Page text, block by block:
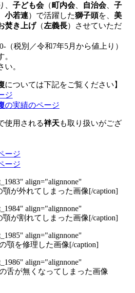
子ども会（町内会、 自治会、 子
小若連）で活躍した獅子頭を、 美
焚き上げ（左義長）させていただ
（税別／令和7年5月から値上り）
。
については下記をご覧ください】
ジ
の実績のページ
使用される袢天も取り扱いがござ
ージ
ージ
align="alignnone"
が外れてしまった画像[/caption]
align="alignnone"
が割れてしまった画像[/caption]
align="alignnone"
顎を修理した画像[/caption]
align="alignnone"
舌が無くなってしまった画像